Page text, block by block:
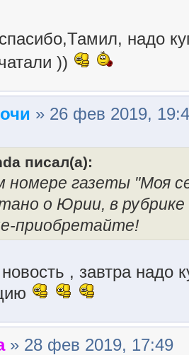
надо
))
» 26 фев 2019,
писал(а):
номере газеты "Моя
о Юрии, в
приобретайте!
, завтра надо
» 28 фев 2019, 17:49